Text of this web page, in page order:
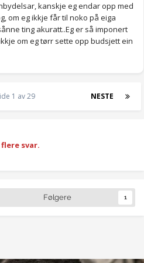
kanskje eg endar opp med
om eg ikkje får til noko på eiga
ting akuratt..Eg er så imponert
om eg tørr sette opp budsjett ein
NESTE
1 av 29
svar.
Følgere 1